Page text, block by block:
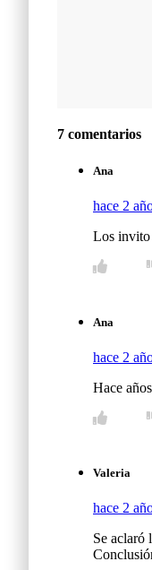
7 comentarios
Ana
hace 2
Los invito
Ana
hace 2
Hace
Valeria
hace 2
Se aclaró